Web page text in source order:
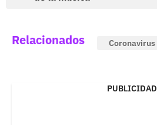
Relacionados Coronavirus
PUBLICIDAD